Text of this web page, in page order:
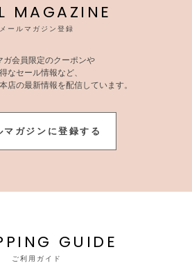
MAGAZINE
メールマガジン登録
ガ会員限定のクーポンや
なセール情報など、
店の最新情報を配信しています。
マガジンに登録する
GUIDE
ご利用ガイド